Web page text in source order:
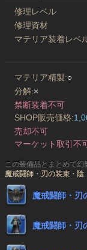
修理レベル
修理資材
マテリア装着レベ
マテリア精製:○
分解:×
禁断装着不可
SHOP販売価格:
売却不可
マーケット取引不
この装備品とまとめて幻
魔戒闘師・刃の装束・陰
魔戒闘師・刃
魔戒闘師・刃